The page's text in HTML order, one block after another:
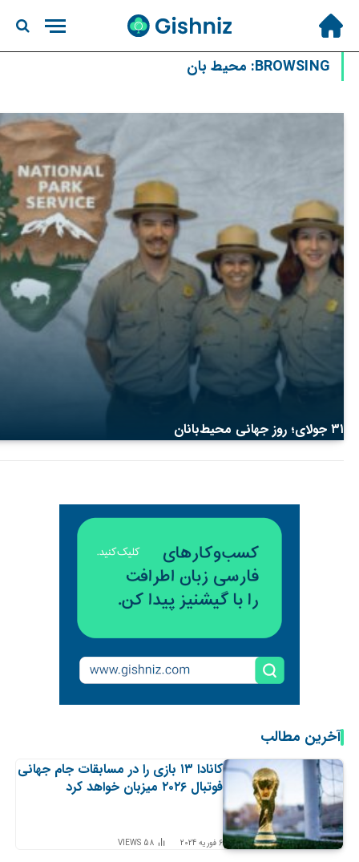
BROWSING: محیط بان
۳۱ جولای؛ روز جهانی محیط‌بانان
آخرین مطالب
کانادا ۱۳ بازی را در مسابقات جام جهانی
فوتبال ۲۰۲۶ میزبان خواهد کرد
6 فوریه 2024 58
VIEWS